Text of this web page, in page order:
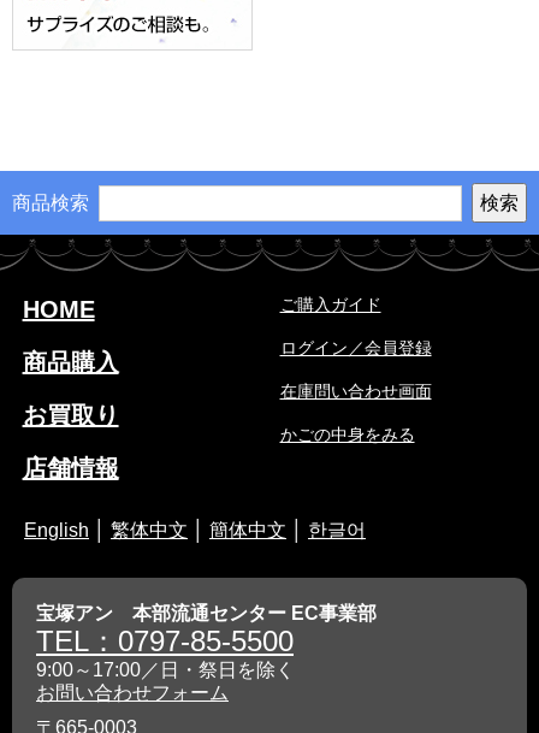
商品検索
HOME
商品購入
お買取り
店舗情報
ご購入ガイド
ログイン／会員登録
在庫問い合わせ画面
かごの中身をみる
English 繁体中文 簡体中文 한글어
宝塚アン 本部流通センター EC事業部
TEL：0797-85-5500
9:00～17:00／日・祭日を除く
お問い合わせフォーム
〒665-0003